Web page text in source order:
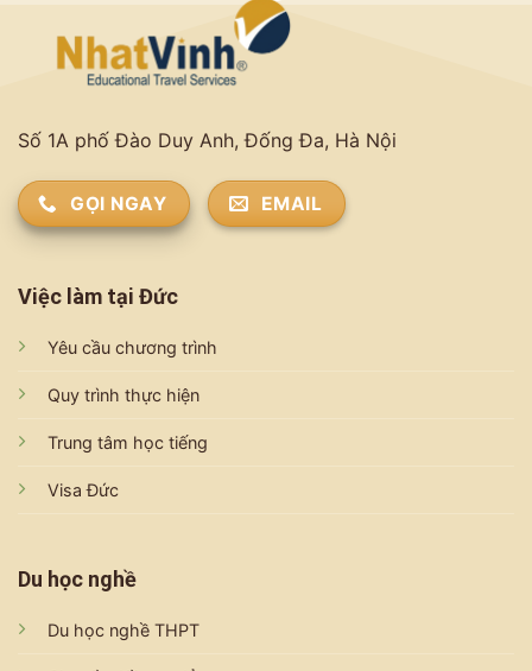
Số 1A phố Đào Duy Anh, Đống Đa, Hà Nội
GỌI NGAY EMAIL
Việc làm tại Đức
Yêu cầu chương trình
Quy trình thực hiện
Trung tâm học tiếng
Visa Đức
Du học nghề
Du học nghề THPT